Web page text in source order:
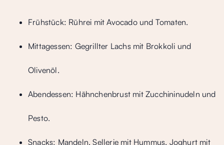
Frühstück: Rührei mit Avocado und Tomaten.
Mittagessen: Gegrillter Lachs mit Brokkoli und
Olivenöl.
Abendessen: Hähnchenbrust mit Zucchininudeln und
Pesto.
Snacks: Mandeln, Sellerie mit Hummus, Joghurt mit